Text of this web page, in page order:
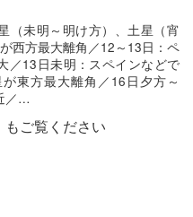
（未明～明け方）、土星（宵
西方最大離角／12～13日：ペ
／13日未明：スペインなどで
東方最大離角／16日夕方～
／…
もご覧ください